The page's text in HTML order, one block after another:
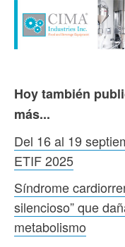
Hoy también
más...
Del 16 al 19
ETIF 2025
Síndrome
silencioso” que
metabolismo